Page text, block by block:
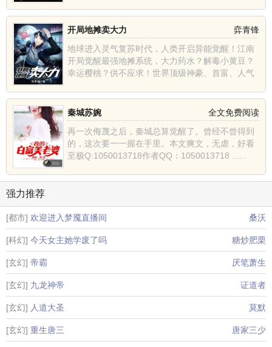
弈青锋
开局地摊卖大力
地球进入灵气复苏时代，人类开启异能觉醒！江南
开局觉醒最强地摊系统，大力药水？解毒小黄豆？
幸运樱桃？供不应求！世界顶级神豪、首富、人气
全文免费阅读
秦城苏婉
再一次侮蔑之后，秦城总算觉醒了。曾经不曾得到
的，这次要一一握在手里。本文爽文，无虐，好看
至极Q:1050013718作者QQ：1050013718 ......
强力推荐
[都市] 欢迎进入梦魇直播间 桑沃
[科幻] 今天女主她学废了吗 糖炒肥栗
[玄幻] 帝霸 厌笔萧生
[玄幻] 九龙神帝 证道者
[玄幻] 人道大圣 莫默
[玄幻] 重生唐三 唐家三少